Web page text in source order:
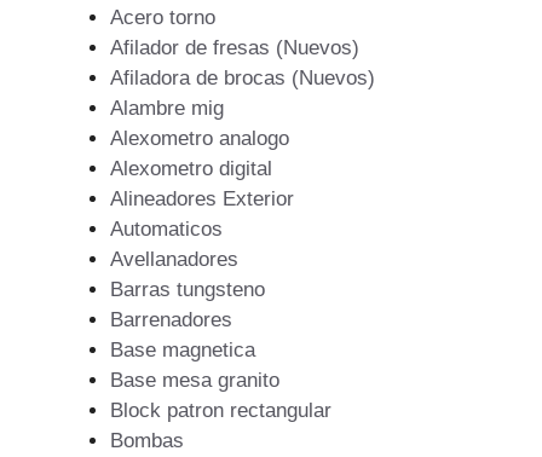
Acero torno
Afilador de fresas (Nuevos)
Afiladora de brocas (Nuevos)
Alambre mig
Alexometro analogo
Alexometro digital
Alineadores Exterior
Automaticos
Avellanadores
Barras tungsteno
Barrenadores
Base magnetica
Base mesa granito
Block patron rectangular
Bombas